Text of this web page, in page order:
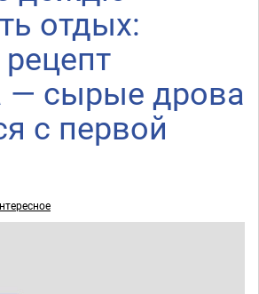
отдых:
— сырые дрова
с первой